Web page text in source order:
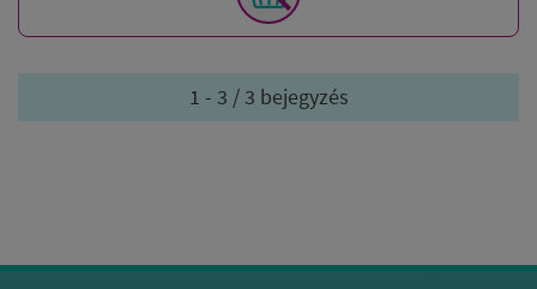
1 - 3 / 3 bejegyzés